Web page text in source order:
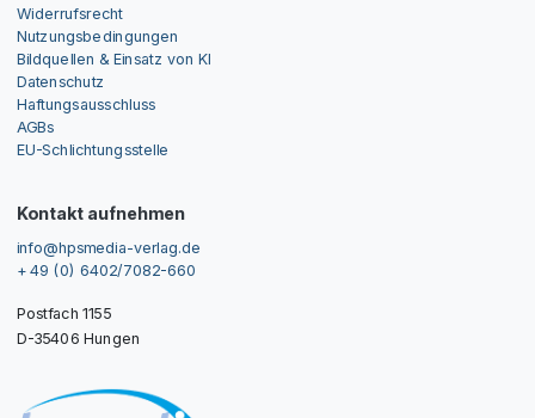
Widerrufsrecht
Nutzungsbedingungen
Bildquellen & Einsatz von KI
Datenschutz
Haftungsausschluss
AGBs
EU-Schlichtungsstelle
Kontakt aufnehmen
info@hpsmedia-verlag.de
+ 49 (0) 6402/7082-660
Postfach 1155
D-35406 Hungen